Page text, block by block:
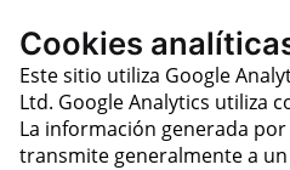
Cookies
Este sitio utiliza Google
Ltd. Google Analytics utiliza
La información generada
transmite generalmente a